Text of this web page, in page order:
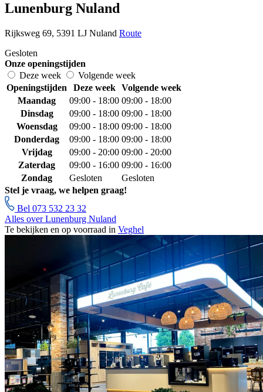
Lunenburg Nuland
Rijksweg 69, 5391 LJ Nuland Route
Gesloten
Onze openingstijden
Deze week
Volgende week
Openingstijden
Deze week
Volgende week
Maandag
09:00 - 18:00 09:00 - 18:00
Dinsdag
09:00 - 18:00 09:00 - 18:00
Woensdag
09:00 - 18:00 09:00 - 18:00
Donderdag
09:00 - 18:00 09:00 - 18:00
Vrijdag
09:00 - 20:00 09:00 - 20:00
Zaterdag
09:00 - 16:00 09:00 - 16:00
Zondag
Gesloten
Gesloten
Stel je vraag, we helpen graag!
Bel 073 532 23 32
Alles over Lunenburg Nuland
Te bekijken en op voorraad in Veghel